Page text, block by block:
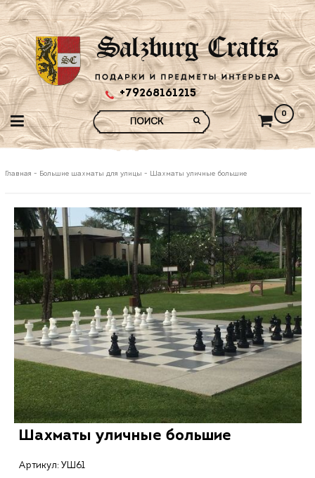
+79268161215
0
Главная - Большие шахматы для улицы - Шахматы уличные большие
Шахматы уличные большие
Артикул: УШ61